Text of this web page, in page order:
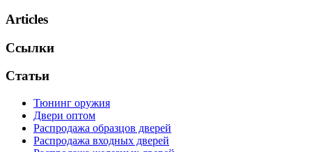
Articles
Ссылки
Статьи
Тюнинг оружия
Двери оптом
Распродажа образцов дверей
Распродажа входных дверей